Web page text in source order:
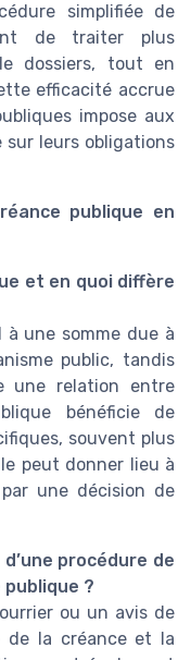
simplifiée de
de traiter plus
dossiers, tout en
efficacité accrue
impose aux
leurs obligations
publique en
et en quoi diffère
à une somme due à
public, tandis
une relation entre
bénéficie de
souvent plus
peut donner lieu à
une décision de
procédure de
?
ou un avis de
de la créance et la